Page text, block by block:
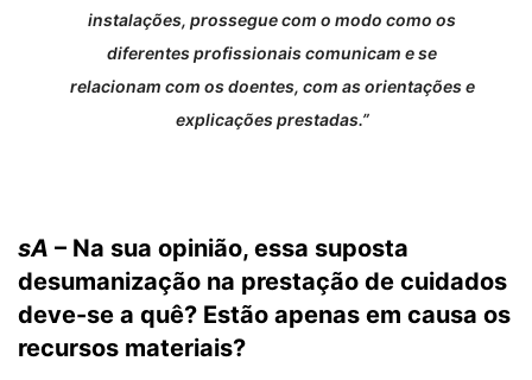
instalações, prossegue com o modo como os
diferentes profissionais comunicam e se
relacionam com os doentes, com as orientações e
explicações prestadas.”
sA – Na sua opinião, essa suposta
desumanização na prestação de cuidados
deve-se a quê? Estão apenas em causa os
recursos materiais?